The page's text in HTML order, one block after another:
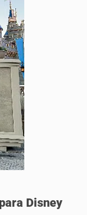
Disney